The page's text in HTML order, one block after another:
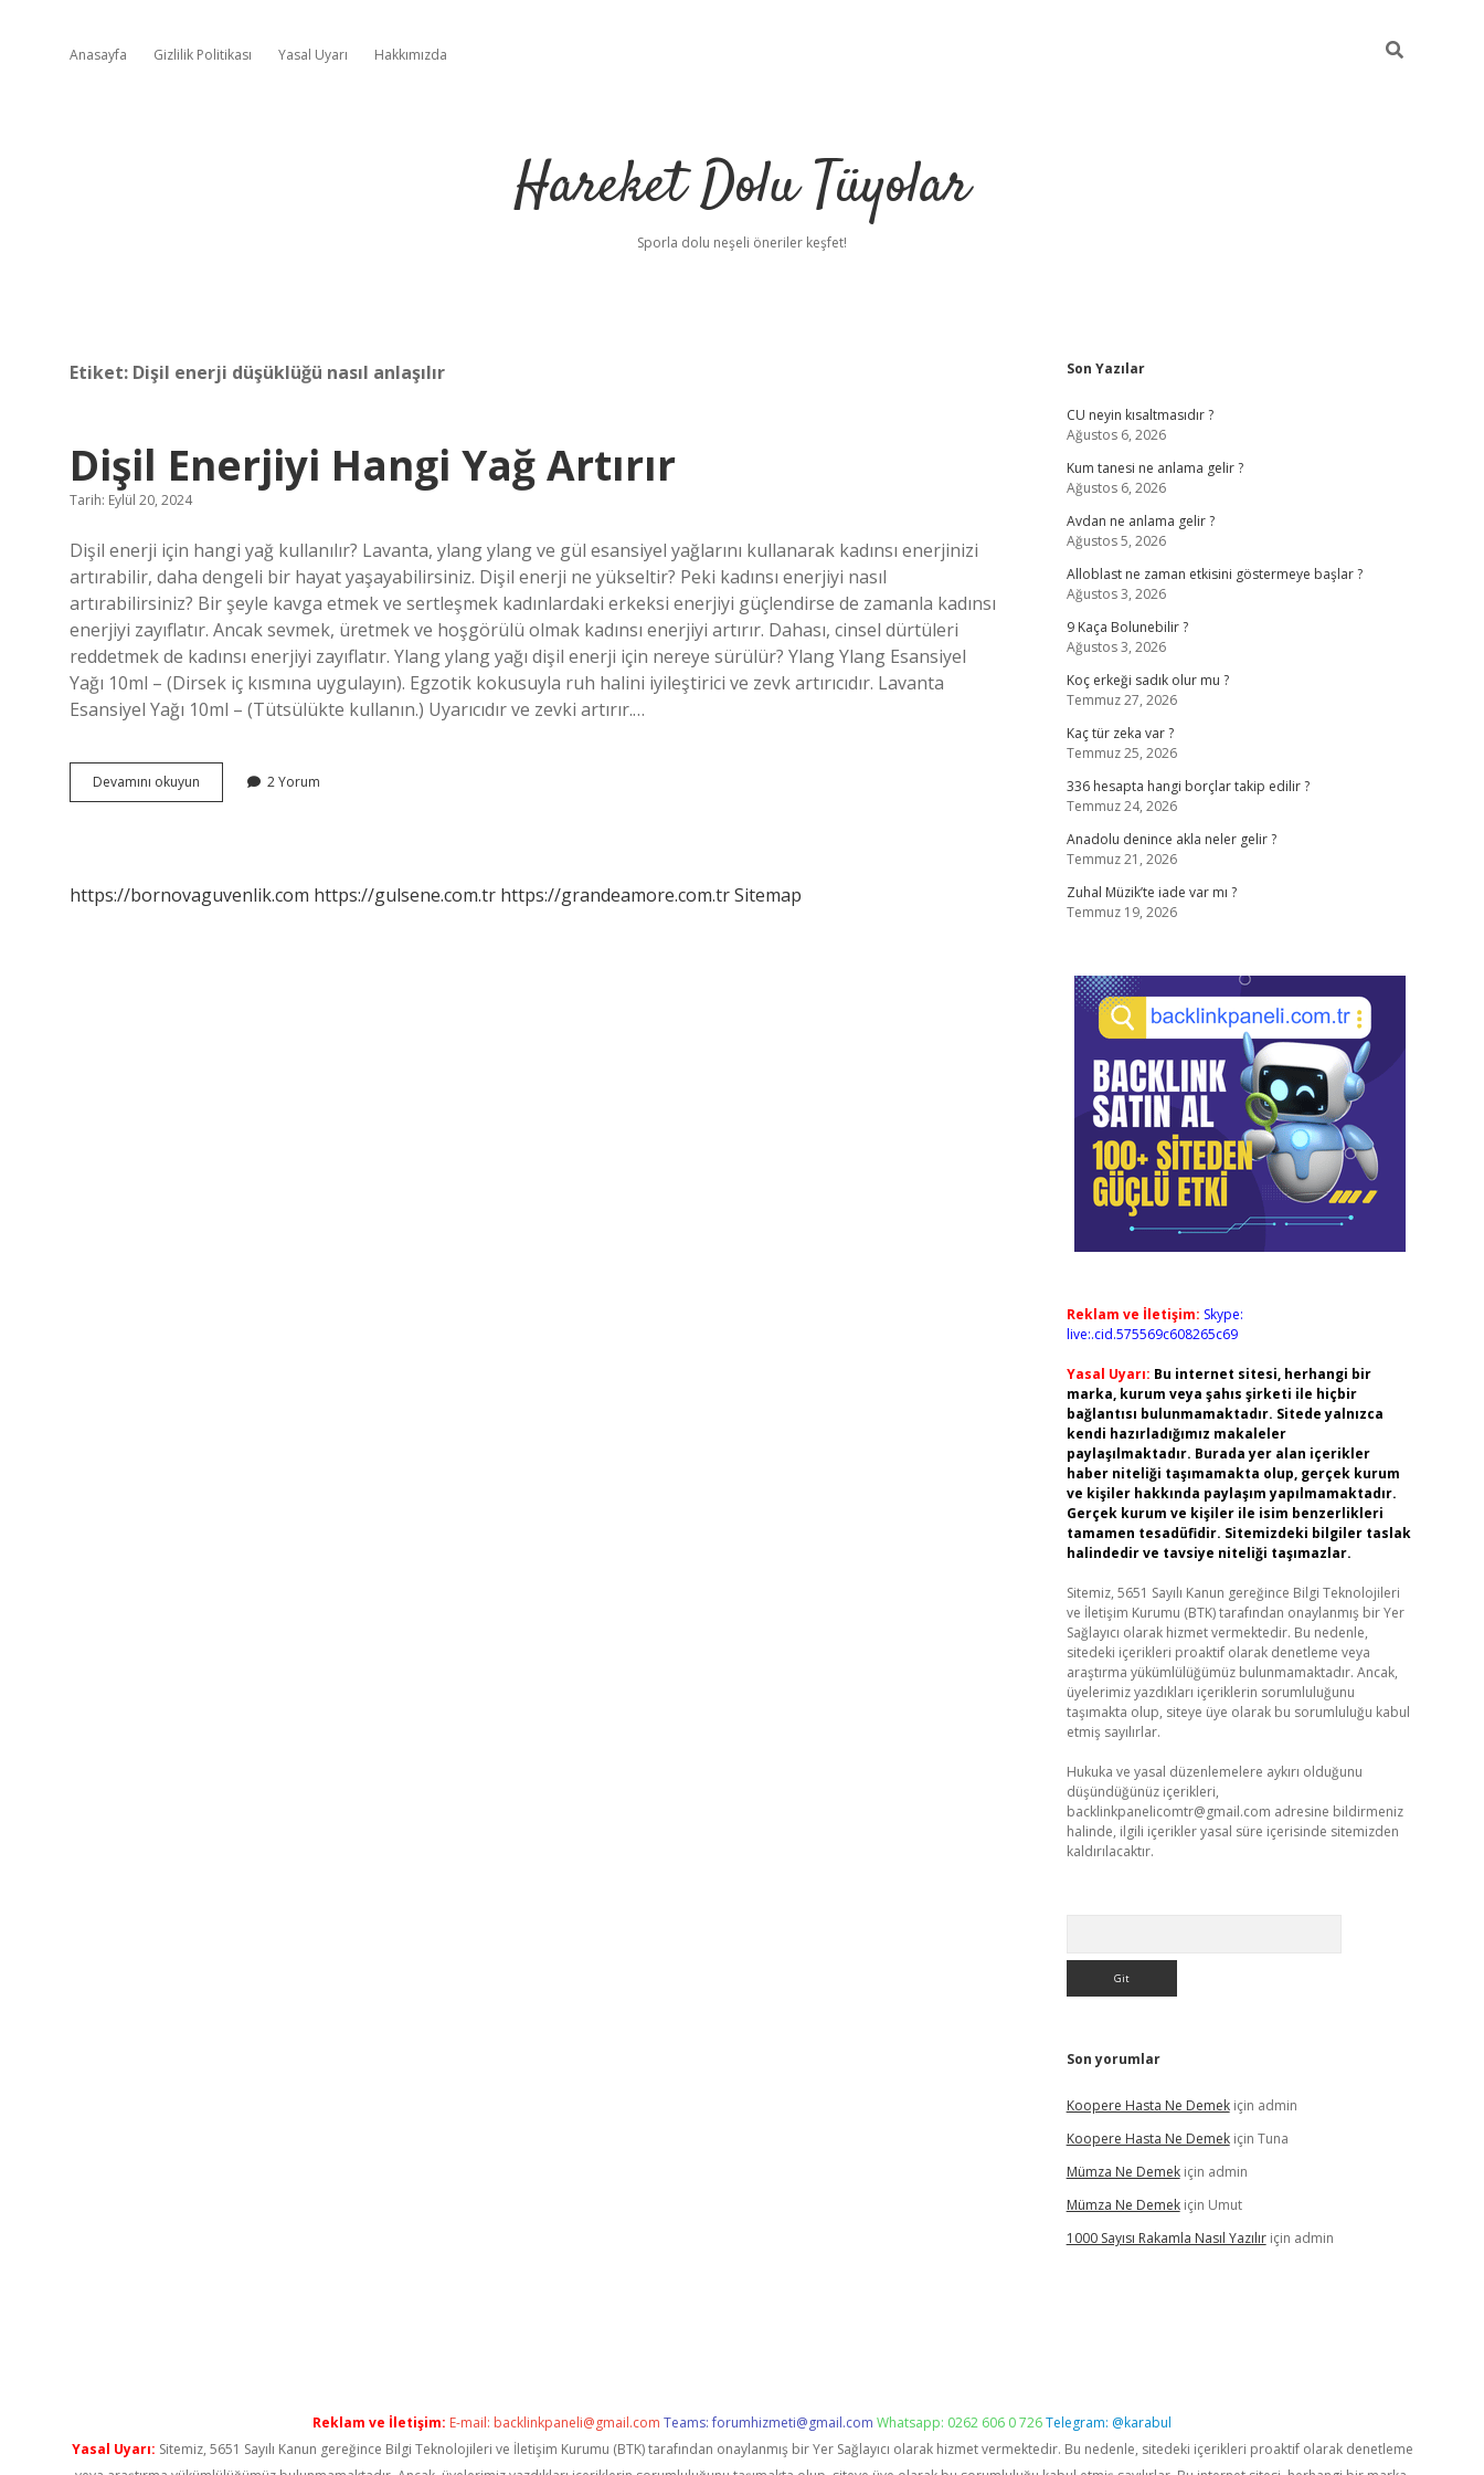
Anasayfa Gizlilik Politikası Yasal Uyarı Hakkımızda
Hareket Dolu Tüyolar
Sporla dolu neşeli öneriler keşfet!
Etiket: Dişil enerji düşüklüğü nasıl anlaşılır
Dişil Enerjiyi Hangi Yağ Artırır
Tarih: Eylül 20, 2024
Dişil enerji için hangi yağ kullanılır? Lavanta, ylang ylang ve gül esansiyel yağlarını kullanarak kadınsı enerjinizi
artırabilir, daha dengeli bir hayat yaşayabilirsiniz. Dişil enerji ne yükseltir? Peki kadınsı enerjiyi nasıl
artırabilirsiniz? Bir şeyle kavga etmek ve sertleşmek kadınlardaki erkeksi enerjiyi güçlendirse de zamanla kadınsı
enerjiyi zayıflatır. Ancak sevmek, üretmek ve hoşgörülü olmak kadınsı enerjiyi artırır. Dahası, cinsel dürtüleri
reddetmek de kadınsı enerjiyi zayıflatır. Ylang ylang yağı dişil enerji için nereye sürülür? Ylang Ylang Esansiyel
Yağı 10ml – (Dirsek iç kısmına uygulayın). Egzotik kokusuyla ruh halini iyileştirici ve zevk artırıcıdır. Lavanta
Esansiyel Yağı 10ml – (Tütsülükte kullanın.) Uyarıcıdır ve zevki artırır.…
Devamını okuyun
Enerjiyi
2 Yorum
https://bornovaguvenlik.com https://gulsene.com.tr https://grandeamore.com.trSitemap
Sidebar
Son Yazılar
CU neyin kısaltmasıdır ?
Ağustos 6, 2026
Kum tanesi ne anlama gelir ?
Ağustos 6, 2026
Avdan ne anlama gelir ?
Ağustos 5, 2026
Alloblast ne zaman etkisini göstermeye başlar ?
Ağustos 3, 2026
9 Kaça Bolunebilir ?
Ağustos 3, 2026
Koç erkeği sadık olur mu ?
Temmuz 27, 2026
Kaç tür zeka var ?
Temmuz 25, 2026
336 hesapta hangi borçlar takip edilir ?
Temmuz 24, 2026
Anadolu denince akla neler gelir ?
Temmuz 21, 2026
Zuhal Müzik’te iade var mı ?
Temmuz 19, 2026
Reklam ve İletişim: Skype:
live:.cid.575569c608265c69
Yasal Uyarı: Bu internet sitesi, herhangi bir
marka, kurum veya şahıs şirketi ile hiçbir
bağlantısı bulunmamaktadır. Sitede yalnızca
kendi hazırladığımız makaleler
paylaşılmaktadır. Burada yer alan içerikler
haber niteliği taşımamakta olup, gerçek kurum
ve kişiler hakkında paylaşım yapılmamaktadır.
Gerçek kurum ve kişiler ile isim benzerlikleri
tamamen tesadüfidir. Sitemizdeki bilgiler taslak
halindedir ve tavsiye niteliği taşımazlar.
Sitemiz, 5651 Sayılı Kanun gereğince Bilgi Teknolojileri
ve İletişim Kurumu (BTK) tarafından onaylanmış bir Yer
Sağlayıcı olarak hizmet vermektedir. Bu nedenle,
sitedeki içerikleri proaktif olarak denetleme veya
araştırma yükümlülüğümüz bulunmamaktadır. Ancak,
üyelerimiz yazdıkları içeriklerin sorumluluğunu
taşımakta olup, siteye üye olarak bu sorumluluğu kabul
etmiş sayılırlar.
Hukuka ve yasal düzenlemelere aykırı olduğunu
düşündüğünüz içerikleri,
backlinkpanelicomtr@gmail.com adresine bildirmeniz
halinde, ilgili içerikler yasal süre içerisinde sitemizden
kaldırılacaktır.
Son yorumlar
Koopere Hasta Ne Demekiçin admin
Koopere Hasta Ne Demekiçin Tuna
Mümza Ne Demekiçin admin
Mümza Ne Demekiçin Umut
1000 Sayısı Rakamla Nasıl Yazılıriçin admin
Reklam ve İletişim: E-mail: backlinkpaneli@gmail.com Teams:forumhizmeti@gmail.com Whatsapp: 0262 606 0 726Telegram: @karabul
Yasal Uyarı: Sitemiz, 5651 Sayılı Kanun gereğince Bilgi Teknolojileri ve İletişim Kurumu (BTK) tarafından onaylanmış bir Yer Sağlayıcı olarak hizmet vermektedir. Bu nedenle, sitedeki içerikleri proaktif olarak denetleme